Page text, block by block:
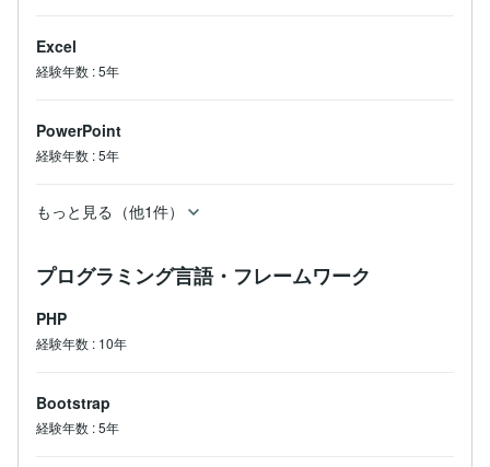
Excel
経験年数 :5年
PowerPoint
経験年数 :5年
もっと見る（他1件）
プログラミング言語・フレームワーク
PHP
経験年数 : 10年
Bootstrap
経験年数 :5年